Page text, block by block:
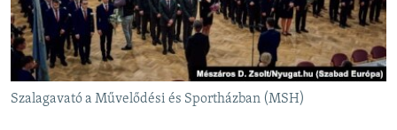
Szalagavató a Művelődési és Sportházban (MSH)